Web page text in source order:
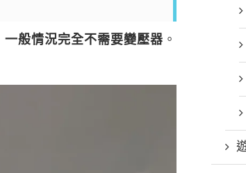
一般情況完全不需要變壓器 。